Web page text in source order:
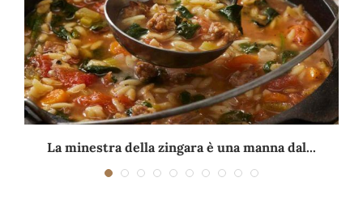
La minestra della zingara è una manna dal...